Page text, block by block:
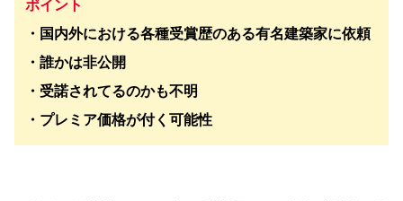
ポイント
・国内外における各種受賞歴のある有名建築家に依頼
・誰かは非公開
・受諾されてるのかも不明
・プレミア価格が付く可能性